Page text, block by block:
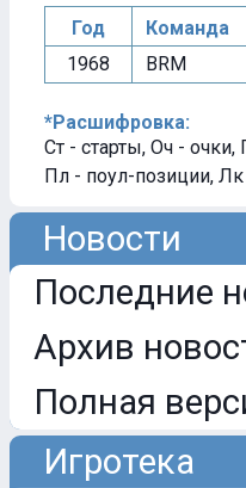
Год Команда
1968
BRM
*Расшифровка:
Ст - старты, Оч -
Пл - поул-позиции,
Новости
Последние
Архив
Полная
Игротека